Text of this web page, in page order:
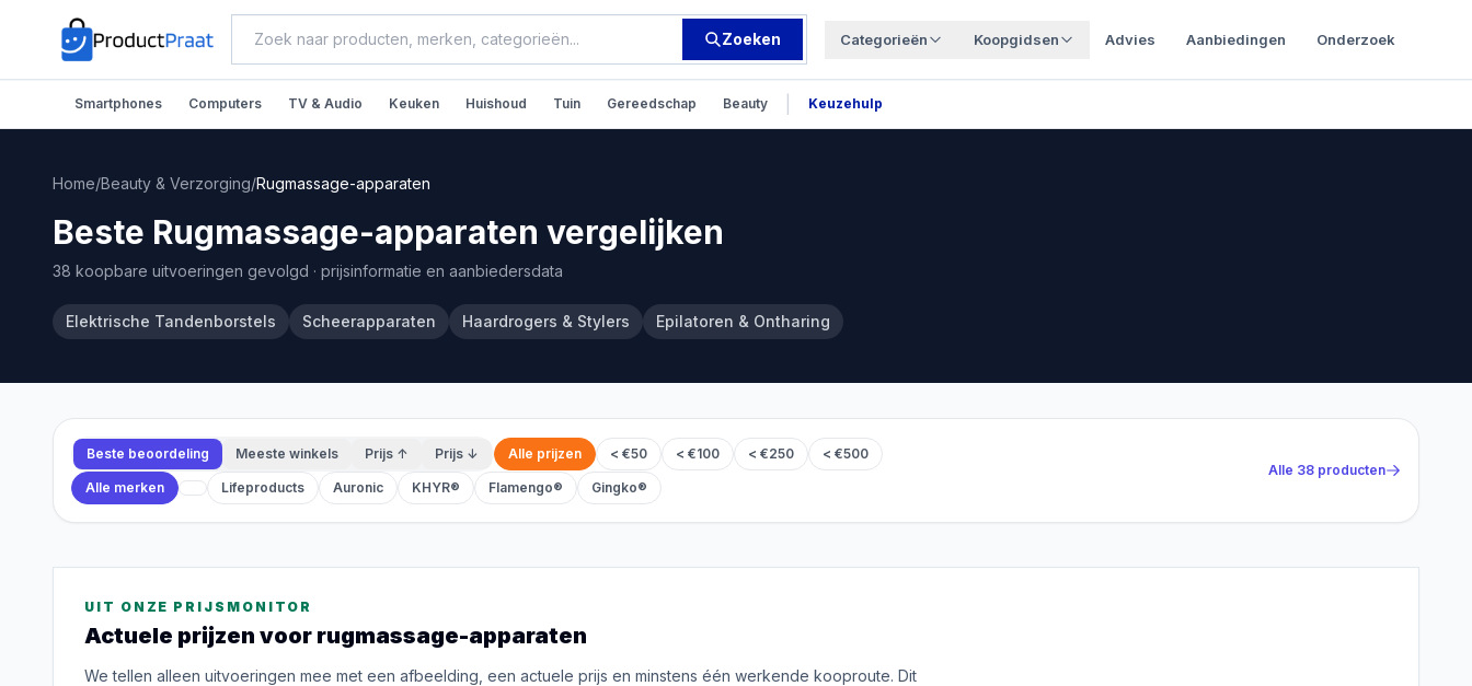
Zoeken Categorieën Koopgidsen Advies Aanbiedingen Onderzoek
Smartphones Computers TV & Audio Keuken Huishoud Tuin Gereedschap Beauty Keuzehulp
Home/Beauty & Verzorging/Rugmassage-apparaten
Beste Rugmassage-apparaten vergelijken
38 koopbare uitvoeringen gevolgd · prijsinformatie en aanbiedersdata
Elektrische Tandenborstels Scheerapparaten Haardrogers & Stylers Epilatoren & Ontharing
Beste beoordeling Meeste winkels Prijs ↑ Prijs ↓ Alle prijzen < €50 < €100 < €250 < €500
Alle merken Lifeproducts Auronic KHYR® Flamengo® Gingko®
Alle 38 producten
UIT ONZE PRIJSMONITOR
Actuele prijzen voor rugmassage-apparaten
We tellen alleen uitvoeringen mee met een afbeelding, een actuele prijs en minstens één werkende kooproute. Dit